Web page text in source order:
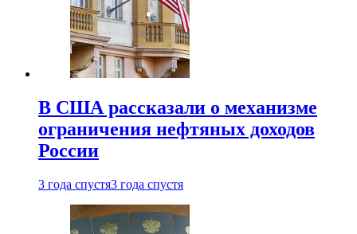
В США рассказали о механизме
ограничения нефтяных доходов
России
3 года спустя3 года спустя